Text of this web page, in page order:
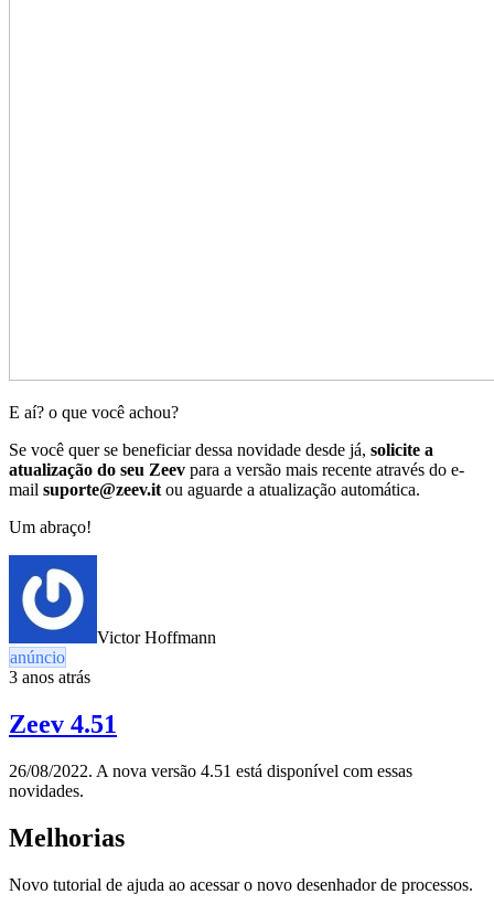
E aí? o que você achou?
Se você quer se beneficiar dessa novidade desde já, solicite a
atualização do seu Zeev para a versão mais recente através do e-
mail suporte@zeev.it ou aguarde a atualização automática.
Um abraço!
Victor Hoffmann
anúncio
3 anos atrás
Zeev 4.51
26/08/2022. A nova versão 4.51 está disponível com essas
novidades.
Melhorias
Novo tutorial de ajuda ao acessar o novo desenhador de processos.